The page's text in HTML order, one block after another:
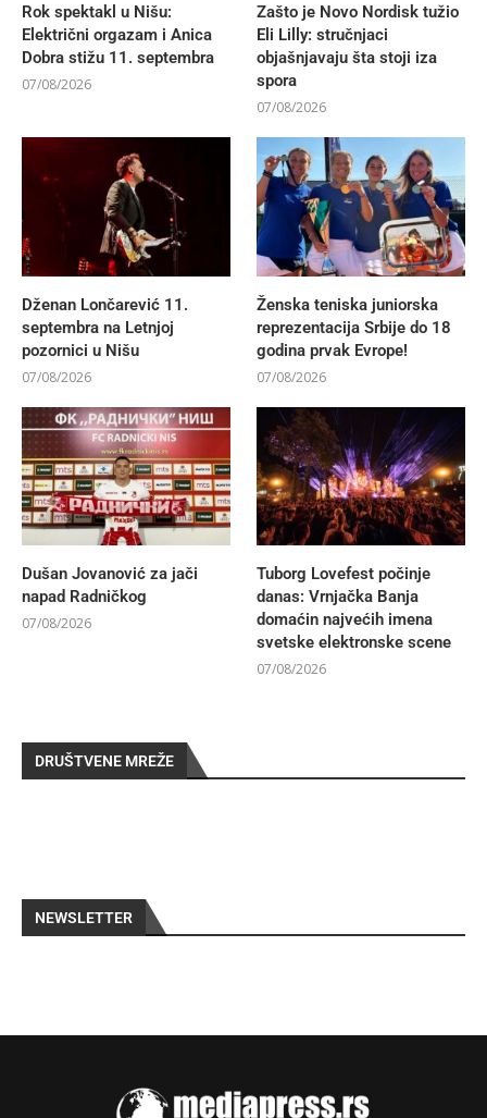
Rok spektakl u Nišu:
Električni orgazam i Anica
Dobra stižu 11. septembra
07/08/2026
Zašto je Novo Nordisk tužio
Eli Lilly: stručnjaci
objašnjavaju šta stoji iza
spora
07/08/2026
Dženan Lončarević 11.
septembra na Letnjoj
pozornici u Nišu
07/08/2026
Ženska teniska juniorska
reprezentacija Srbije do 18
godina prvak Evrope!
07/08/2026
Dušan Jovanović za jači
napad Radničkog
07/08/2026
Tuborg Lovefest počinje
danas: Vrnjačka Banja
domaćin najvećih imena
svetske elektronske scene
07/08/2026
DRUŠTVENE MREŽE
NEWSLETTER